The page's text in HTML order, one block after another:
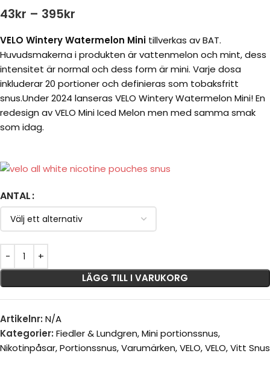
43kr – 395kr
VELO Wintery Watermelon Mini tillverkas av BAT.
Huvudsmakerna i produkten är vattenmelon och mint, dess
intensitet är normal och dess form är mini. Varje dosa
inkluderar 20 portioner och definieras som tobaksfritt
snus.Under 2024 lanseras VELO Wintery Watermelon Mini! En
redesign av VELO Mini Iced Melon men med samma smak
som idag.
ANTAL
LÄGG TILL I VARUKORG
Artikelnr: N/A
Kategorier: Fiedler & Lundgren,Mini portionssnus,
Nikotinpåsar,Portionssnus,Varumärken,VELO,VELO,Vitt Snus